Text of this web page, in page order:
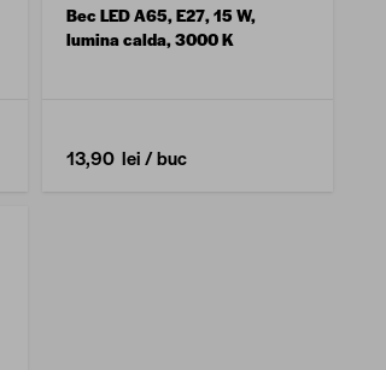
Bec LED A65, E27, 15 W,
lumina calda, 3000 K
13,90 lei/ buc